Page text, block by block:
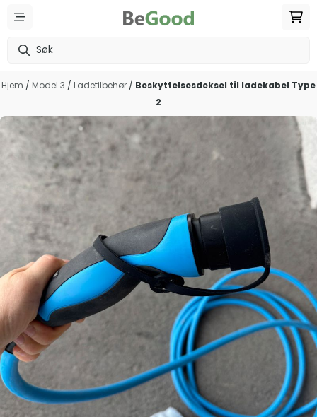
Hopp til innhold
Hjem / Model 3 / Ladetilbehør / Beskyttelsesdeksel til ladekabel Type
2